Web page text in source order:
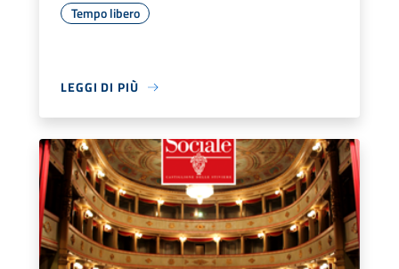
Tempo libero
LEGGI DI PIÙ